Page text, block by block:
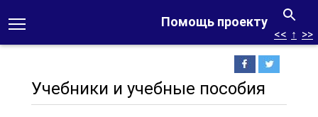
Помощь проекту
<< ↑ >>
Учебники и учебные пособия